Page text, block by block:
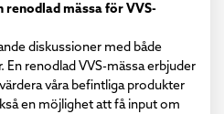
mässa för VVS-
diskussioner med både
renodlad VVS-mässa erbjuder
våra befintliga produkter
en möjlighet att få input om